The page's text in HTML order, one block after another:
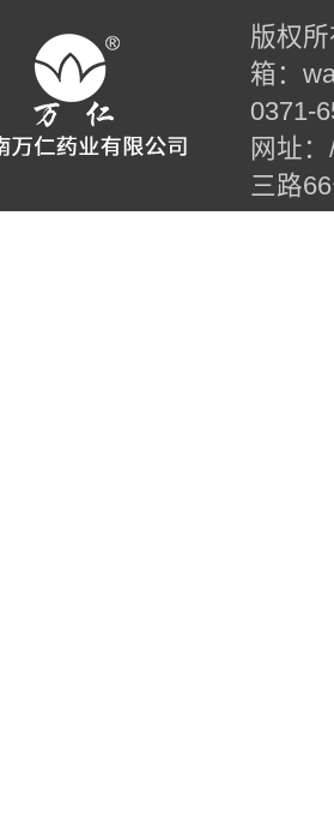
版权
箱：
0371-
网址
三路